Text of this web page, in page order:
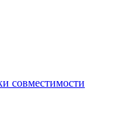
совместимости